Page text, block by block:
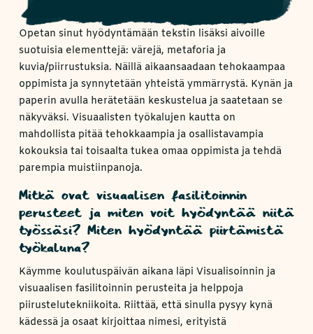
Opetan sinut hyödyntämään tekstin lisäksi aivoille
suotuisia elementtejä: värejä, metaforia ja
kuvia/piirrustuksia. Näillä aikaansaadaan tehokaampaa
oppimista ja synnytetään yhteistä ymmärrystä. Kynän ja
paperin avulla herätetään keskustelua ja saatetaan se
näkyväksi. Visuaalisten työkalujen kautta on
mahdollista pitää tehokkaampia ja osallistavampia
kokouksia tai toisaalta tukea omaa oppimista ja tehdä
parempia muistiinpanoja.
Mitkä ovat visuaalisen fasilitoinnin
perusteet ja miten voit hyödyntää niitä
työssäsi? Miten hyödyntää piirtämistä
työkaluna?
Käymme koulutuspäivän aikana läpi Visualisoinnin ja
visuaalisen fasilitoinnin perusteita ja helppoja
piirustelutekniikoita. Riittää, että sinulla pysyy kynä
kädessä ja osaat kirjoittaa nimesi, erityistä